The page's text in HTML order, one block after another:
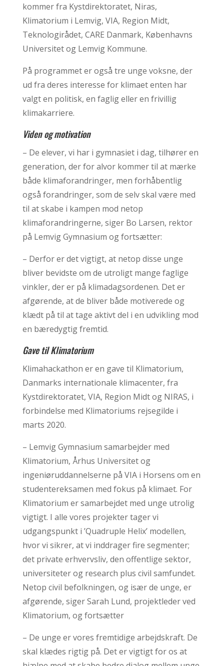
kommer fra Kystdirektoratet, Niras,
Klimatorium i Lemvig, VIA, Region Midt,
Teknologirådet, CARE Danmark, Københavns
Universitet og Lemvig Kommune.
På programmet er også tre unge voksne, der
ud fra deres interesse for klimaet enten har
valgt en politisk, en faglig eller en frivillig
klimakarriere.
Viden og motivation
– De elever, vi har i gymnasiet i dag, tilhører en
generation, der for alvor kommer til at mærke
både klimaforandringer, men forhåbentlig
også forandringer, som de selv skal være med
til at skabe i kampen mod netop
klimaforandringerne, siger Bo Larsen, rektor
på Lemvig Gymnasium og fortsætter:
– Derfor er det vigtigt, at netop disse unge
bliver bevidste om de utroligt mange faglige
vinkler, der er på klimadagsordenen. Det er
afgørende, at de bliver både motiverede og
klædt på til at tage aktivt del i en udvikling mod
en bæredygtig fremtid.
Gave til Klimatorium
Klimahackathon er en gave til Klimatorium,
Danmarks internationale klimacenter, fra
Kystdirektoratet, VIA, Region Midt og NIRAS, i
forbindelse med Klimatoriums rejsegilde i
marts 2020.
– Lemvig Gymnasium samarbejder med
Klimatorium, Århus Universitet og
ingeniøruddannelserne på VIA i Horsens om en
studentereksamen med fokus på klimaet. For
Klimatorium er samarbejdet med unge utrolig
vigtigt. I alle vores projekter tager vi
udgangspunkt i ’Quadruple Helix’ modellen,
hvor vi sikrer, at vi inddrager fire segmenter;
det private erhvervsliv, den offentlige sektor,
universiteter og research plus civil samfundet.
Netop civil befolkningen, og især de unge, er
afgørende, siger Sarah Lund, projektleder ved
Klimatorium, og fortsætter
– De unge er vores fremtidige arbejdskraft. De
skal klædes rigtig på. Det er vigtigt for os at